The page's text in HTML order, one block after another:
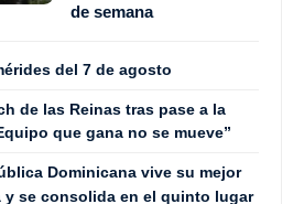
de semana
del 7 de agosto
de las Reinas tras pase a la
que gana no se mueve”
Dominicana vive su mejor
y se consolida en el quinto lugar